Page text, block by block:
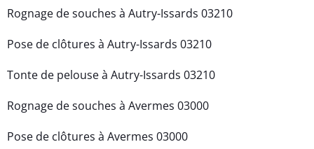
Rognage de souches à Autry-Issards 03210
Pose de clôtures à Autry-Issards 03210
Tonte de pelouse à Autry-Issards 03210
Rognage de souches à Avermes 03000
Pose de clôtures à Avermes 03000